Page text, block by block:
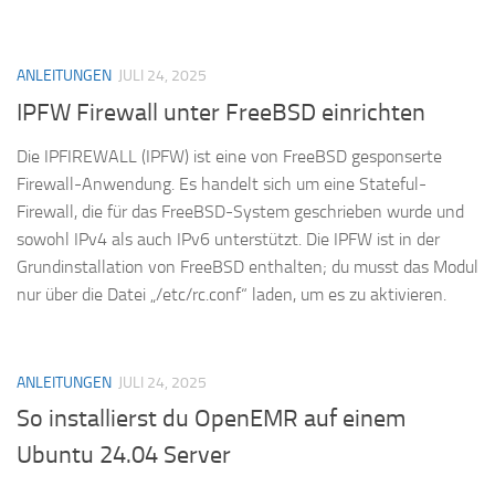
ANLEITUNGEN JULI 24, 2025
IPFW Firewall unter FreeBSD einrichten
Die IPFIREWALL (IPFW) ist eine von FreeBSD gesponserte
Firewall-Anwendung. Es handelt sich um eine Stateful-
Firewall, die für das FreeBSD-System geschrieben wurde und
sowohl IPv4 als auch IPv6 unterstützt. Die IPFW ist in der
Grundinstallation von FreeBSD enthalten; du musst das Modul
nur über die Datei „/etc/rc.conf“ laden, um es zu aktivieren.
ANLEITUNGEN JULI 24, 2025
So installierst du OpenEMR auf einem
Ubuntu 24.04 Server